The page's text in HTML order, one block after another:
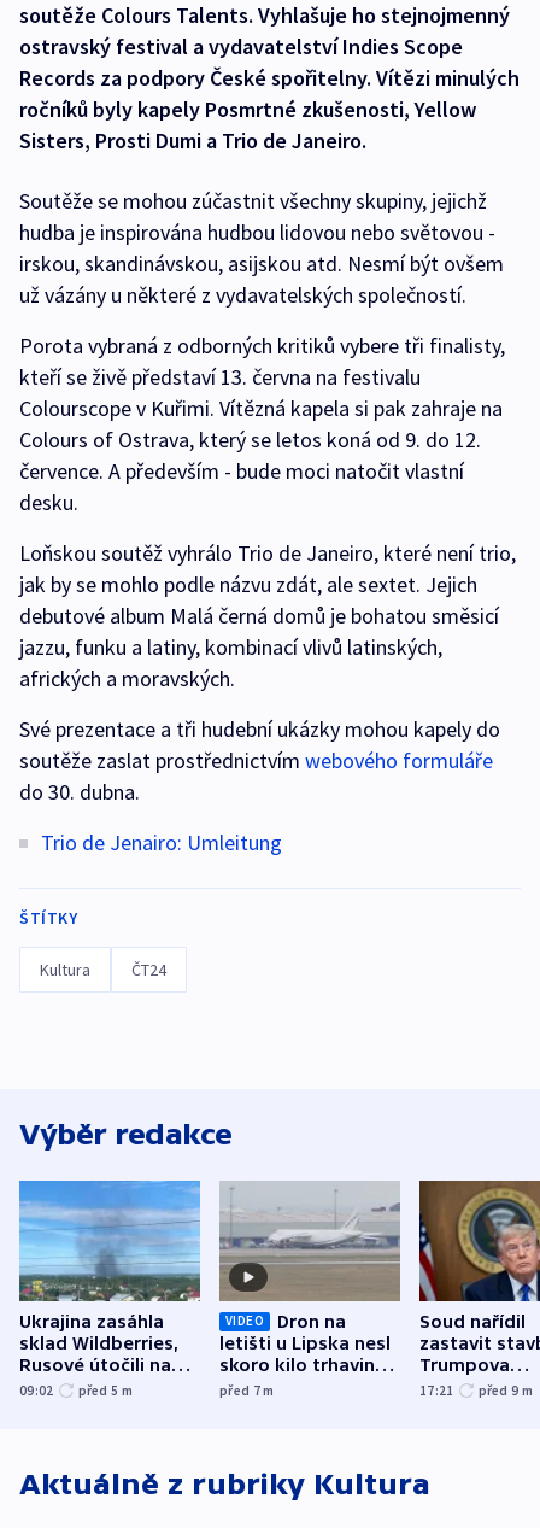
soutěže Colours Talents. Vyhlašuje ho stejnojmenný
ostravský festival a vydavatelství Indies Scope
Records za podpory České spořitelny. Vítězi minulých
ročníků byly kapely Posmrtné zkušenosti, Yellow
Sisters, Prosti Dumi a Trio de Janeiro.
Soutěže se mohou zúčastnit všechny skupiny, jejichž
hudba je inspirována hudbou lidovou nebo světovou -
irskou, skandinávskou, asijskou atd. Nesmí být ovšem
už vázány u některé z vydavatelských společností.
Porota vybraná z odborných kritiků vybere tři finalisty,
kteří se živě představí 13. června na festivalu
Colourscope v Kuřimi. Vítězná kapela si pak zahraje na
Colours of Ostrava, který se letos koná od 9. do 12.
července. A především - bude moci natočit vlastní
desku.
Loňskou soutěž vyhrálo Trio de Janeiro, které není trio,
jak by se mohlo podle názvu zdát, ale sextet. Jejich
debutové album Malá černá domů je bohatou směsicí
jazzu, funku a latiny, kombinací vlivů latinských,
afrických a moravských.
Své prezentace a tři hudební ukázky mohou kapely do
soutěže zaslat prostřednictvím webového formuláře
do 30. dubna.
Trio de Jenairo: Umleitung
ŠTÍTKY
Kultura ČT24
Výběr redakce
Ukrajina zasáhla
sklad Wildberries,
Rusové útočili na
trh, hasiče či
09:02 před 5 m
VIDEO
Dron na
letišti u Lipska nesl
skoro kilo trhaviny,
indicie ukazují na
před 7m
Soud nařídil
zastavit
Trumpova
tanečního
17:21 před 9 m
Aktuálně z rubriky Kultura